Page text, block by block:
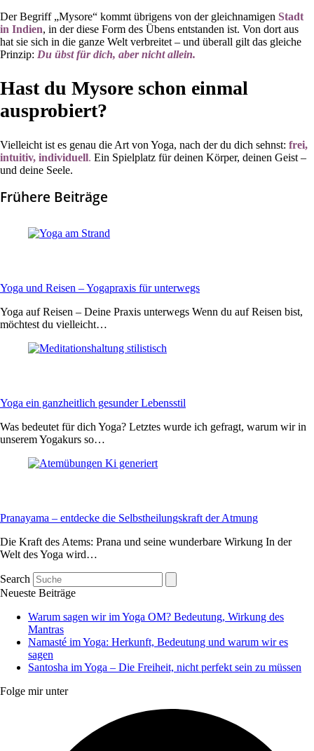
Der Begriff „Mysore“ kommt übrigens von der gleichnamigen Stadt
in Indien, in der diese Form des Übens entstanden ist. Von dort aus
hat sie sich in die ganze Welt verbreitet – und überall gilt das gleiche
Prinzip: Du übst für dich, aber nicht allein.
Hast du Mysore schon einmal
ausprobiert?
Vielleicht ist es genau die Art von Yoga, nach der du dich sehnst: frei,
intuitiv, individuell. Ein Spielplatz für deinen Körper, deinen Geist –
und deine Seele.
Frühere Beiträge
Yoga und Reisen – Yogapraxis für unterwegs
Yoga auf Reisen – Deine Praxis unterwegs Wenn du auf Reisen bist,
möchtest du vielleicht…
Yoga ein ganzheitlich gesunder Lebensstil
Was bedeutet für dich Yoga? Letztes wurde ich gefragt, warum wir in
unserem Yogakurs so…
Pranayama – entdecke die Selbstheilungskraft der Atmung
Die Kraft des Atems: Prana und seine wunderbare Wirkung In der
Welt des Yoga wird…
Search
Neueste Beiträge
Warum sagen wir im Yoga OM? Bedeutung, Wirkung des
Mantras
Namasté im Yoga: Herkunft, Bedeutung und warum wir es
sagen
Santosha im Yoga – Die Freiheit, nicht perfekt sein zu müssen
Folge mir unter